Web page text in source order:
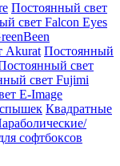
Постоянный свет
свет Falcon Eyes
Akurat Постоянный
свет
свет Fujimi
E-Image
Квадратные
софтбоксов